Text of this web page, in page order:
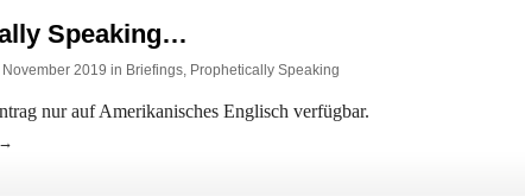
Speaking…
2019 in Briefings, Prophetically Speaking
nur auf Amerikanisches Englisch verfügbar.